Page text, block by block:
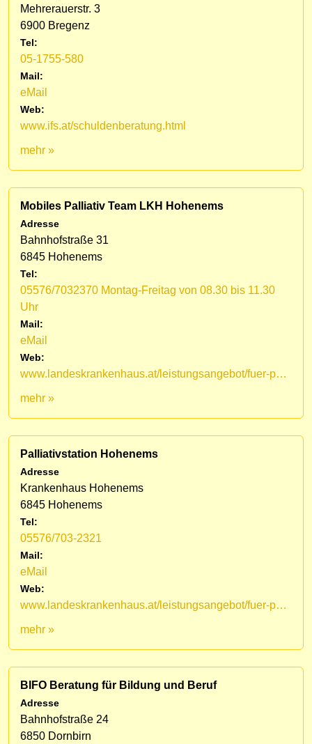
Mehrerauerstr. 3
6900 Bregenz
Tel:
05-1755-580
Mail:
eMail
Web:
www.ifs.at/schuldenberatung.html
mehr »
Mobiles Palliativ Team LKH Hohenems
Adresse
Bahnhofstraße 31
6845 Hohenems
Tel:
05576/7032370 Montag-Freitag von 08.30 bis 11.30
Uhr
Mail:
eMail
Web:
www.landeskrankenhaus.at/leistungsangebot/fuer-patienten/medizinische-fachbereiche/lkh-hohenems/palliativstation/mobiles-palliativteam-vorarlberg
mehr »
Palliativstation Hohenems
Adresse
Krankenhaus Hohenems
6845 Hohenems
Tel:
05576/703-2321
Mail:
eMail
Web:
www.landeskrankenhaus.at/leistungsangebot/fuer-patienten/medizinische-fachbereiche/lkh-hohenems/palliativstation
mehr »
BIFO Beratung für Bildung und Beruf
Adresse
Bahnhofstraße 24
6850 Dornbirn